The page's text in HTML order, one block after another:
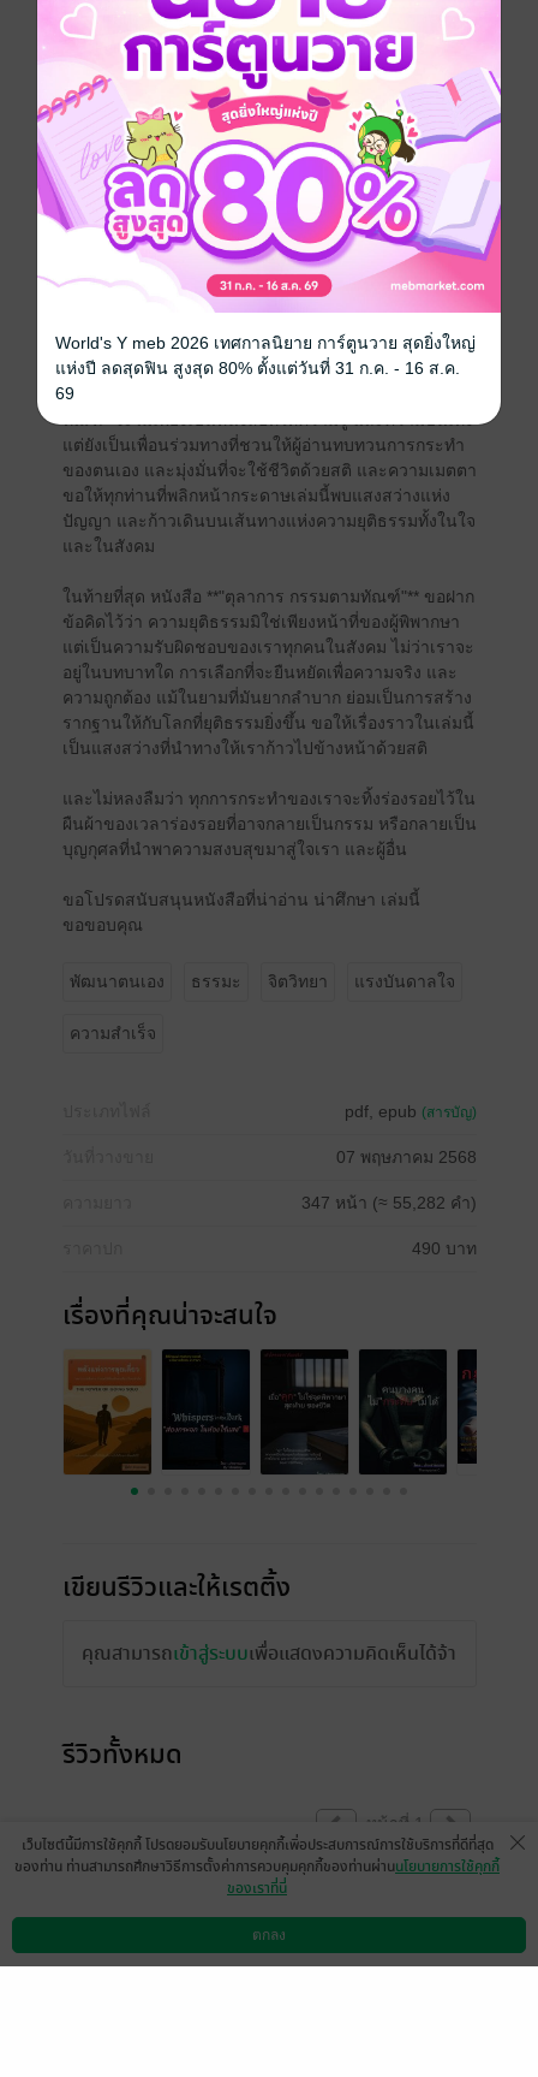
ผู้เขียนหวังว่าเรื่องราวเหล่านี้ จะเป็นเครื่องเตือนใจว่า
ความยุติธรรมที่แท้จริงต้องตั้งมั่นบนสติ ความซื่อสัตย์ และ
ความกล้าที่จะยืนหยัดเพื่อสิ่งที่ถูกต้อง
การเขียนหนังสือเล่มนี้ ไม่เพียงเป็นการสำรวจความผิด
พลาดของผู้อื่น แต่ยังเป็นการทบทวนตัวเองในฐานะนัก
เขียน ทุกตัวละคร ทุกฉาก และทุกบทเรียนในเล่มนี้
สะท้อนถึงความจริงที่ว่า มนุษย์ทุกคนล้วนเผชิญหน้ากับ
กิเลสในรูปแบบต่างๆ และการเอาชนะกิเลสนั้นต้องอาศัย
การตระหนักรู้ และความมุ่งมั่น
ผู้เขียนหวังว่า ผู้อ่านจะพบแรงบันดาลใจจากตัวละครที่หัน
ไปพึ่งพาธรรมะเพื่อเยียวยาจิตใจ และเห็นว่าความทุกข์จาก
กรรม สามารถกลายเป็นจุดเริ่มต้นของการเปลี่ยนแปลง
ในฐานะนักเขียน รู้สึกเป็นเกียรติที่ได้ถ่ายทอดเรื่องราว
เหล่านี้ และหวังว่า หนังสือเรื่อง "ตุลาการ กรรมตาม
แต่ยังเป็นเพื่อนร่วมทางที่ชวนให้ผู้อ่านทบทวนการกระทำ
ของตนเอง และมุ่งมั่นที่จะใช้ชีวิตด้วยสติ และความเมตตา
ขอให้ทุกท่านที่พลิกหน้ากระดาษเล่มนี้พบแสงสว่างแห่ง
ปัญญา และก้าวเดินบนเส้นทางแห่งความยุติธรรมทั้งในใจ
และในสังคม
ในท้ายที่สุด หนังสือ **"ตุลาการ กรรมตามทัณฑ์"** ขอฝาก
ข้อคิดไว้ว่า ความยุติธรรมมิใช่เพียงหน้าที่ของผู้พิพากษา
แต่เป็นความรับผิดชอบของเราทุกคนในสังคม ไม่ว่าเราจะ
อยู่ในบทบาทใด การเลือกที่จะยืนหยัดเพื่อความจริง และ
ความถูกต้อง แม้ในยามที่มันยากลำบาก ย่อมเป็นการสร้าง
รากฐานให้กับโลกที่ยุติธรรมยิ่งขึ้น ขอให้เรื่องราวในเล่มนี้
เป็นแสงสว่างที่นำทางให้เราก้าวไปข้างหน้าด้วยสติ
และไม่หลงลืมว่า ทุกการกระทำของเราจะทิ้งร่องรอยไว้ใน
ผืนผ้าของเวลาร่องรอยที่อาจกลายเป็นกรรม หรือกลายเป็น
บุญกุศลที่นำพาความสงบสุขมาสู่ใจเรา และผู้อื่น
ขอโปรดสนับสนุนหนังสือที่น่าอ่าน น่าศึกษา เล่มนี้
ขอขอบคุณ
พัฒนาตนเอง ธรรมะ จิตวิทยา แรงบันดาลใจ
ความสำเร็จ
pdf, epub (สารบัญ)
07 พฤษภาคม 2568
347 หน้า (≈ 55,282 คำ)
490 บาท
เรื่องที่คุณน่าจะสนใจ
เขียนรีวิวและให้เรตติ้ง
คุณสามารถเข้าสู่ระบบเพื่อแสดงความคิดเห็นได้จ้า
รีวิวทั้งหมด
หน้าที่ 1
ดาวน์โหลดแอป วิธีการใช้งาน ติดต่อเรา
เว็บไซต์นี้มีการใช้คุกกี้ โปรดยอมรับนโยบายคุกกี้เพื่อประสบการณ์การใช้บริการที่ดีที่สุด
ของท่าน ท่านสามารถศึกษาวิธีการตั้งค่าการควบคุมคุกกี้ของท่านผ่านนโยบายการใช้คุกกี้
ของเราที่นี่
ตกลง
World's Y meb 2026 เทศกาลนิยาย การ์ตูนวาย สุดยิ่งใหญ่
แห่งปี ลดสุดฟิน สูงสุด 80% ตั้งแต่วันที่ 31 ก.ค. - 16 ส.ค.
69